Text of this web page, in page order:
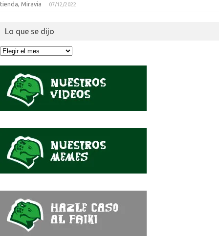
tienda, Miravia
07/12/2022
Lo que se dijo
Lo